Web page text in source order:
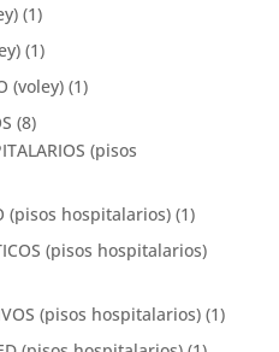
(1)
(1)
(voley) (1)
(8)
(pisos
(pisos hospitalarios) (1)
(pisos hospitalarios)
(pisos hospitalarios) (1)